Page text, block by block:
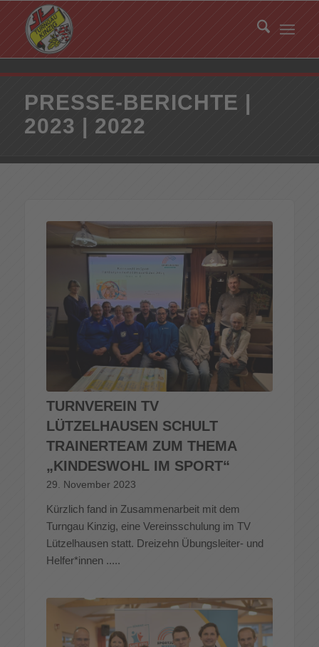
PRESSE-BERICHTE |
2023 | 2022
TURNVEREIN TV
LÜTZELHAUSEN SCHULT
TRAINERTEAM ZUM THEMA
„KINDESWOHL IM SPORT“
29. November 2023
Kürzlich fand in Zusammenarbeit mit dem
Turngau Kinzig, eine Vereinsschulung im TV
Lützelhausen statt. Dreizehn Übungsleiter- und
Helfer*innen .....